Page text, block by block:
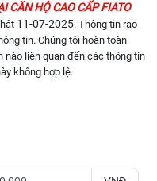
CĂN HỘ CAO CẤP FIATO
11-07-2025. Thông tin rao
tin. Chúng tôi hoàn toàn
nào liên quan đến các thông tin
không hợp lệ.